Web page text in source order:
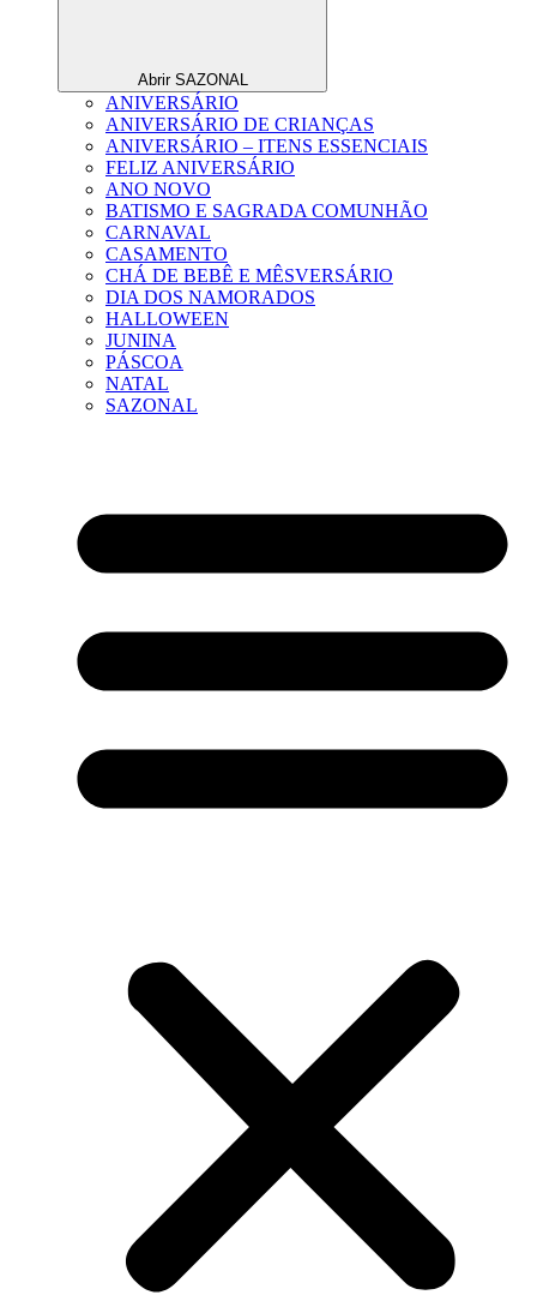
Abrir SAZONAL
ANIVERSÁRIO
ANIVERSÁRIO DE CRIANÇAS
ANIVERSÁRIO – ITENS ESSENCIAIS
FELIZ ANIVERSÁRIO
ANO NOVO
BATISMO E SAGRADA COMUNHÃO
CARNAVAL
CASAMENTO
CHÁ DE BEBÊ E MÊSVERSÁRIO
DIA DOS NAMORADOS
HALLOWEEN
JUNINA
PÁSCOA
NATAL
SAZONAL